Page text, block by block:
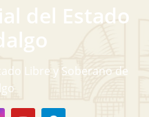
del Estado
Libre y Soberano de